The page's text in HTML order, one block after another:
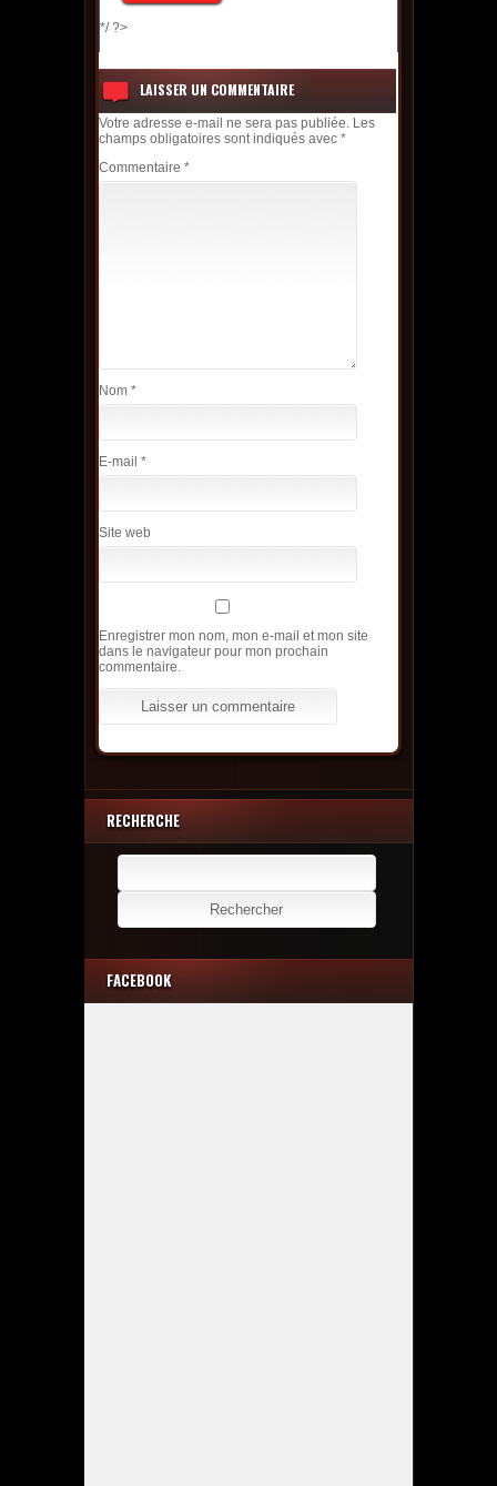
*/ ?>
LAISSER UN COMMENTAIRE
Votre adresse e-mail ne sera pas publiée. Les
champs obligatoires sont indiqués avec *
Commentaire *
Nom *
E-mail *
Site web
Enregistrer mon nom, mon e-mail et mon site
dans le navigateur pour mon prochain
commentaire.
RECHERCHE
Rechercher :
FACEBOOK